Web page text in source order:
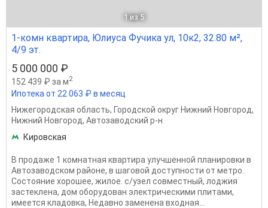
1 из 5
1-комн квартира, Юлиуса Фучика ул, 10к2, 32.80 м²,
4/9 эт.
5 000 000 ₽
152 439 ₽ за м2
Ипотека от 22 063 ₽ в месяц
Нижегородская область, Городской округ Нижний Новгород,
Нижний Новгород, Автозаводский р-н
Кировская
В продаже 1 комнатная квартира улучшенной планировки в
Автозаводском районе, в шаговой доступности от метро.
Состояние хорошее, жилое. с/узел совместный, лоджия
застеклена, дом оборудован электрическими плитами,
имеется кладовка, Недавно заменена входная...